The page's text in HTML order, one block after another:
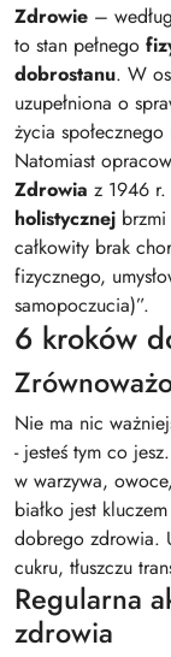
Zdrowie –
to stan pełnego
dobrostanu. W
uzupełniona o
życia
Natomiast
Zdrowia z 1946
holistycznej
całkowity brak
fizycznego,
samopoczucia)”.
6 kroków
Nie ma nic
- jesteś tym co
w warzywa,
białko jest
dobrego zdrowia.
cukru, tłuszczu
Regularna
zdrowia